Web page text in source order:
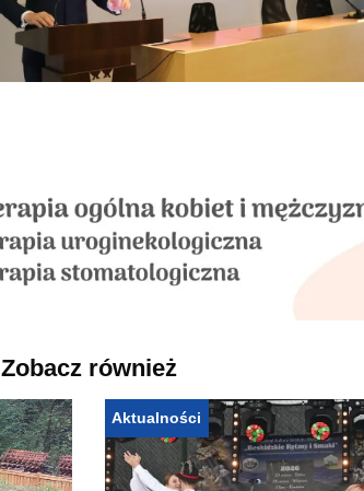
Zobacz również
Aktualności